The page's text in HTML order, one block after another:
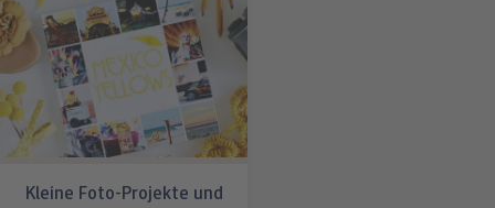
Kleine Foto-Projekte und